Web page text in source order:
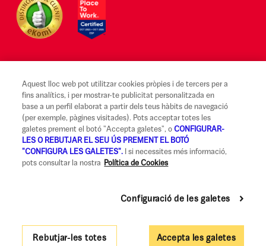
Avís legal i Condicions d'ús
Canal Alerta Ètica
Reclamacions
Codi de Bones Pràctiques
Govern Corporatiu i Política de Remuneracions
Aquest lloc web pot utilitzar cookies pròpies i de tercers per a
fins analítics, i per mostrar-te publicitat personalitzada en
base a un perfil elaborat a partir dels teus hàbits de navegació
(per exemple, pàgines visitades). Pots acceptar totes les
galetes prement el botó "Accepta galetes", oCONFIGURAR-
LES O REBUTJAR EL SEU ÚS PREMENT EL BOTÓ
"CONFIGURA LES GALETES". I si necessites més informació,
pots consultar la nostra
Política de Cookies
Accepta les galetes
Rebutjar-les totes
Configuració de les galetes